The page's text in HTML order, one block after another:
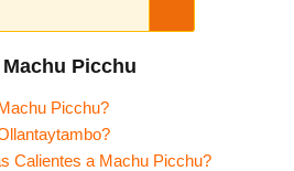
Picchu
Picchu?
Calientes a Machu Picchu?